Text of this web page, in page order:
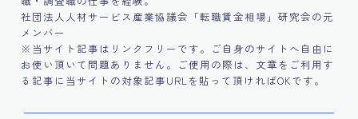
社団法人人材サービス産業協議会「転職賃金相場」研究会の元
メンバー
※当サイト記事はリンクフリーです。ご自身のサイトへ自由に
お使い頂いて問題ありません。ご使用の際は、文章をご利用す
る記事に当サイトの対象記事URLを貼って頂ければOKです。